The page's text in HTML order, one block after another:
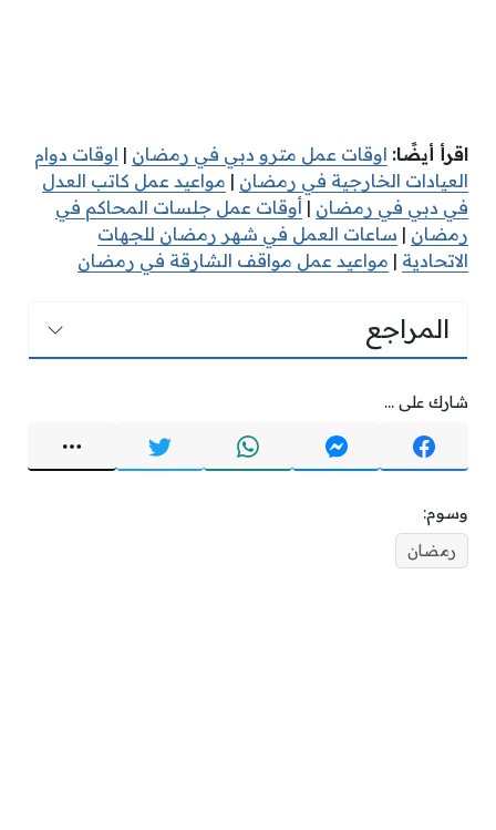
اقرأ أيضًا: اوقات عمل مترو دبي في رمضان | اوقات دوام
العيادات الخارجية في رمضان | مواعيد عمل كاتب العدل
في دبي في رمضان | أوقات عمل جلسات المحاكم في
رمضان | ساعات العمل في شهر رمضان للجهات
الاتحادية | مواعيد عمل مواقف الشارقة في رمضان
المراجع
شارك على ...
وسوم:
رمضان